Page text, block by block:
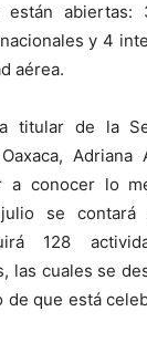
están abiertas:
y 4
aérea.
titular de la
Adriana
a conocer lo
se contará
128
las cuales se
de que está